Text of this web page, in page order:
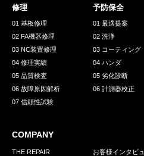
GREEN
環境への取り組み
お問い合わせ 発送先
修理
01 基板修理
02 FA機器修理
03 NC装置修理
04 修理実績
05 品質検査
06 故障原因解析
07 信頼性試験
予防保全
01 最適提案
02 洗浄
03 コーティング
04 ハンダ
05 劣化診断
06 計測器校正
COMPANY
THE REPAIR
お客様インタビ